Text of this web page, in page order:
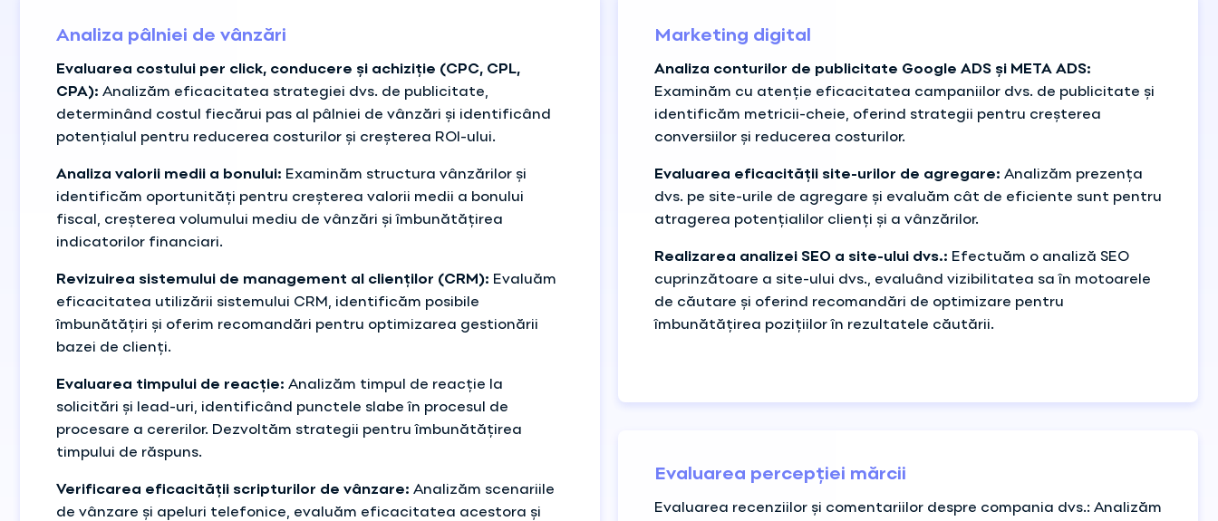
Analiza pâlniei de vânzări
Evaluarea costului per click, conducere și achiziție (CPC, CPL,
CPA): Analizăm eficacitatea strategiei dvs. de publicitate,
determinând costul fiecărui pas al pâlniei de vânzări și identificând
potențialul pentru reducerea costurilor și creșterea ROI-ului.
Analiza valorii medii a bonului: Examinăm structura vânzărilor și
identificăm oportunități pentru creșterea valorii medii a bonului
fiscal, creșterea volumului mediu de vânzări și îmbunătățirea
indicatorilor financiari.
Revizuirea sistemului de management al clienților (CRM): Evaluăm
eficacitatea utilizării sistemului CRM, identificăm posibile
îmbunătățiri și oferim recomandări pentru optimizarea gestionării
bazei de clienți.
Evaluarea timpului de reacție: Analizăm timpul de reacție la
solicitări și lead-uri, identificând punctele slabe în procesul de
procesare a cererilor. Dezvoltăm strategii pentru îmbunătățirea
timpului de răspuns.
Verificarea eficacității scripturilor de vânzare: Analizăm scenariile
de vânzare și apeluri telefonice, evaluăm eficacitatea acestora și
Marketing digital
Analiza conturilor de publicitate Google ADS și META ADS:
Examinăm cu atenție eficacitatea campaniilor dvs. de publicitate și
identificăm metricii-cheie, oferind strategii pentru creșterea
conversiilor și reducerea costurilor.
Evaluarea eficacității site-urilor de agregare: Analizăm prezența
dvs. pe site-urile de agregare și evaluăm cât de eficiente sunt pentru
atragerea potențialilor clienți și a vânzărilor.
Realizarea analizei SEO a site-ului dvs.: Efectuăm o analiză SEO
cuprinzătoare a site-ului dvs., evaluând vizibilitatea sa în motoarele
de căutare și oferind recomandări de optimizare pentru
îmbunătățirea pozițiilor în rezultatele căutării.
Evaluarea percepției mărcii
Evaluarea recenziilor și comentariilor despre compania dvs.: Analizăm